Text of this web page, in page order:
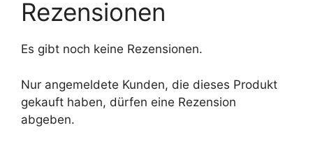
Rezensionen
Es gibt noch keine Rezensionen.
Nur angemeldete Kunden, die dieses Produkt
gekauft haben, dürfen eine Rezension
abgeben.